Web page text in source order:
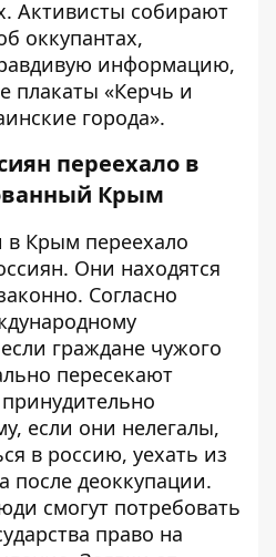
Активисты собирают
оккупантах,
информацию,
плакаты «Керчь и
города».
переехало в
Крым
в Крым переехало
Они находятся
Согласно
граждане чужого
пересекают
если они нелегалы,
в россию, уехать из
после деоккупации.
смогут потребовать
право на